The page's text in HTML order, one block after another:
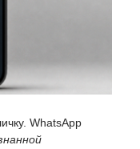
WhatsApp